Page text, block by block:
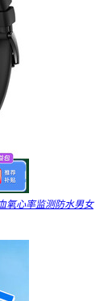
氧心率监测防水男女